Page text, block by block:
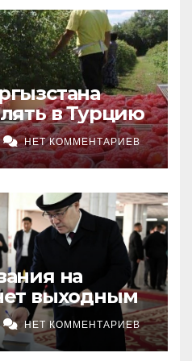
в Турцию
НЕТ КОММЕНТАРИЕВ
на
выходным
НЕТ КОММЕНТАРИЕВ